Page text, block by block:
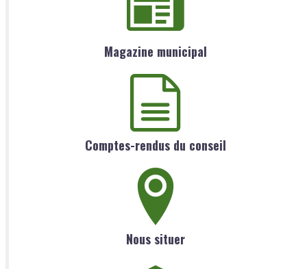
Magazine municipal
Comptes-rendus du conseil
Nous situer